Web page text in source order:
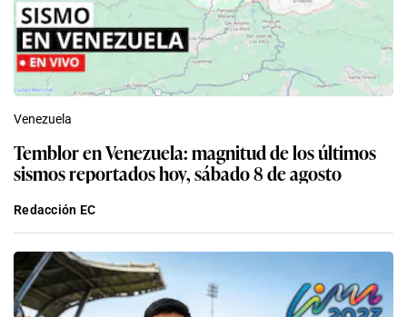
Venezuela
Temblor en Venezuela: magnitud de los últimos
sismos reportados hoy, sábado 8 de agosto
Redacción EC